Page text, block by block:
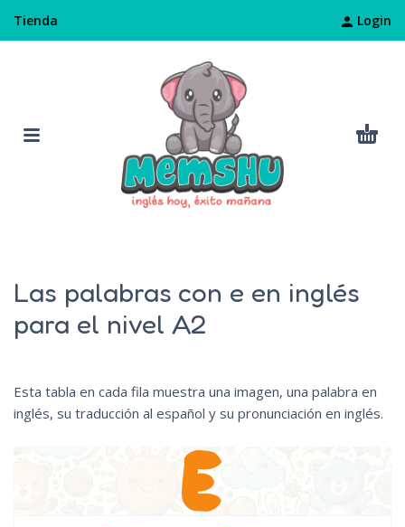
Tienda Login
Las palabras con e en inglés
para el nivel A2
Esta tabla en cada fila muestra una imagen, una palabra en
inglés, su traducción al español y su pronunciación en inglés.